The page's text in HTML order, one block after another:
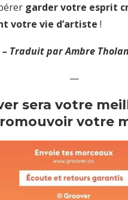
garder votre esprit
votre vie d’artiste !
– Traduit par Ambre
—
sera votre
votre